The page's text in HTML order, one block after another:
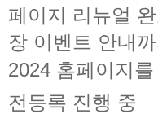
페이지 리뉴얼
장 이벤트 안내
2024 홈페이지
전등록 진행 중